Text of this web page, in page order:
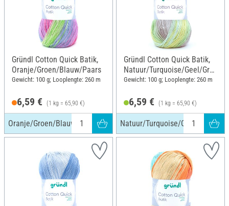
Gründl Cotton Quick Batik,
Oranje/Groen/Blauw/Paars
Gewicht: 100 g; Looplengte: 260 m
6,59 € (1 kg = 65,90 €)
Oranje/Groen/Blauw/Paars
Gründl Cotton Quick Batik,
Natuur/Turquoise/Geel/Gro
en
Gewicht: 100 g; Looplengte: 260 m
6,59 € (1 kg = 65,90 €)
Natuur/Turquoise/Geel/Groen